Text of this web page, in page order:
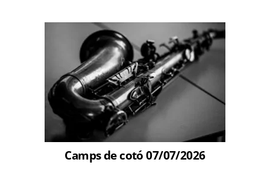
Camps de cotó 07/07/2026